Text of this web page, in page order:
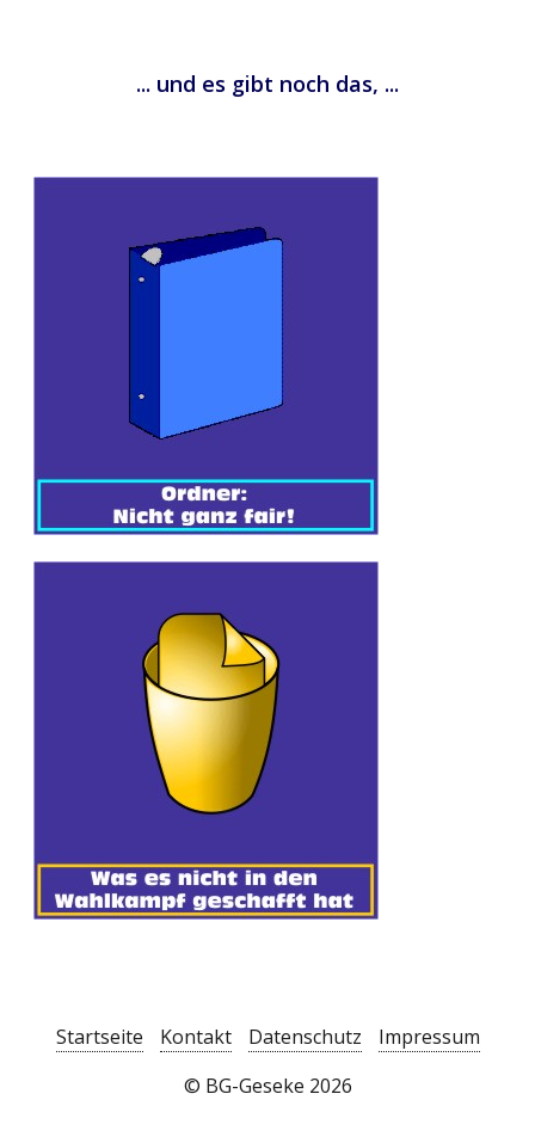
... und es gibt noch das, ...
Startseite Kontakt Datenschutz
Impressum
© BG-Geseke 2026